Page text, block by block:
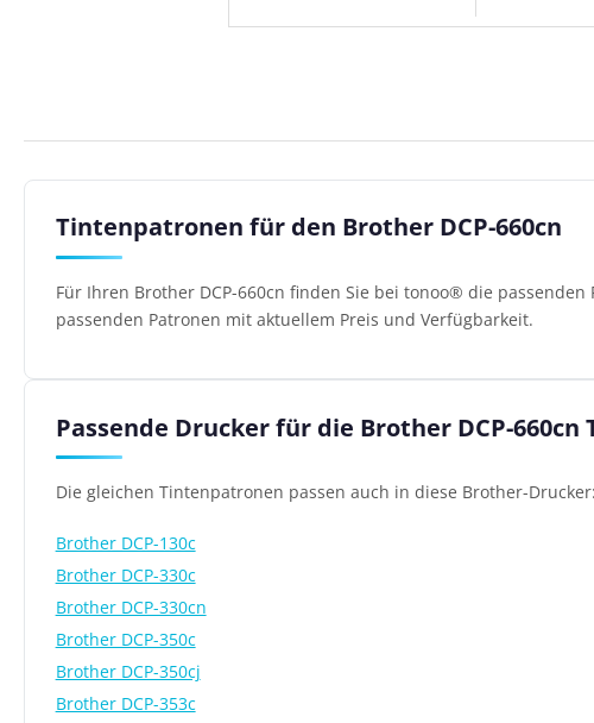
Tintenpatronen für den Brother DCP-660cn
Für Ihren Brother DCP-660cn finden Sie bei tonoo® die
passenden Patronen mit aktuellem Preis und Verfügbarkeit.
Passende Drucker für die Brother DCP-
Die gleichen Tintenpatronen passen auch in diese Brother-Drucker:
Brother DCP-130c
Brother DCP-330c
Brother DCP-330cn
Brother DCP-350c
Brother DCP-350cj
Brother DCP-353c